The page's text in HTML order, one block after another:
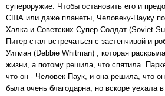
супероружие. Чтобы остановить его и
США или даже планеты, Человеку-Пауку
Халка и Советских Супер-Солдат (Soviet
Питер стал встречаться с застенчивой и
Уитман (Debbie Whitman) , которая
жизни, а потому решила, что спятила.
что он - Человек-Паук, и она решила, что
была очень благодарна, но вскоре уехала